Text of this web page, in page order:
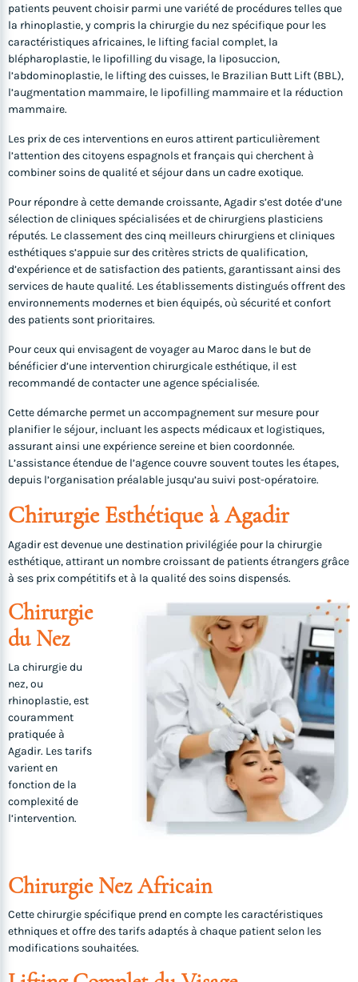
patients peuvent choisir parmi une variété de procédures telles que
la rhinoplastie, y compris la chirurgie du nez spécifique pour les
caractéristiques africaines, le lifting facial complet, la
blépharoplastie, le lipofilling du visage, la liposuccion,
l’abdominoplastie, le lifting des cuisses, le Brazilian Butt Lift (BBL),
l’augmentation mammaire, le lipofilling mammaire et la réduction
mammaire.
Les prix de ces interventions en euros attirent particulièrement
l’attention des citoyens espagnols et français qui cherchent à
combiner soins de qualité et séjour dans un cadre exotique.
Pour répondre à cette demande croissante, Agadir s’est dotée d’une
sélection de cliniques spécialisées et de chirurgiens plasticiens
réputés. Le classement des cinq meilleurs chirurgiens et cliniques
esthétiques s’appuie sur des critères stricts de qualification,
d’expérience et de satisfaction des patients, garantissant ainsi des
services de haute qualité. Les établissements distingués offrent des
environnements modernes et bien équipés, où sécurité et confort
des patients sont prioritaires.
Pour ceux qui envisagent de voyager au Maroc dans le but de
bénéficier d’une intervention chirurgicale esthétique, il est
recommandé de contacter une agence spécialisée.
Cette démarche permet un accompagnement sur mesure pour
planifier le séjour, incluant les aspects médicaux et logistiques,
assurant ainsi une expérience sereine et bien coordonnée.
L’assistance étendue de l’agence couvre souvent toutes les étapes,
depuis l’organisation préalable jusqu’au suivi post-opératoire.
Chirurgie Esthétique à Agadir
Agadir est devenue une destination privilégiée pour la chirurgie
esthétique, attirant un nombre croissant de patients étrangers grâce
à ses prix compétitifs et à la qualité des soins dispensés.
Chirurgie
du Nez
La chirurgie du
nez, ou
rhinoplastie, est
couramment
pratiquée à
Agadir. Les tarifs
varient en
fonction de la
complexité de
l’intervention.
Chirurgie Nez Africain
Cette chirurgie spécifique prend en compte les caractéristiques
ethniques et offre des tarifs adaptés à chaque patient selon les
modifications souhaitées.